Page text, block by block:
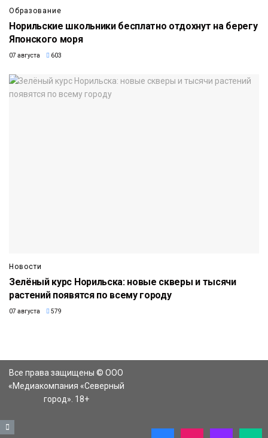
Образование
Норильские школьники бесплатно отдохнут на берегу
Японского моря
07 августа 603
Новости
Зелёный курс Норильска: новые скверы и тысячи
растений появятся по всему городу
07 августа 579
Все права защищены © ООО
«Медиакомпания «Северный
город». 18+